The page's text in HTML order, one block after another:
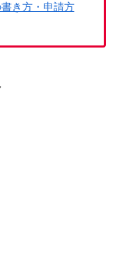
き方・申請方